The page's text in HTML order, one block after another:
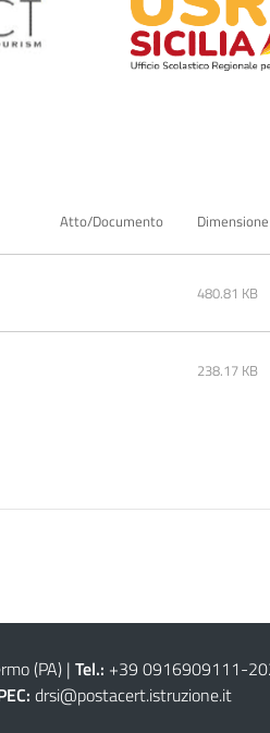
Atto/Documento Dimensione
480.81 KB
238.17 KB
(PA)| Tel.: +39 0916909111-
drsi@postacert.istruzione.it